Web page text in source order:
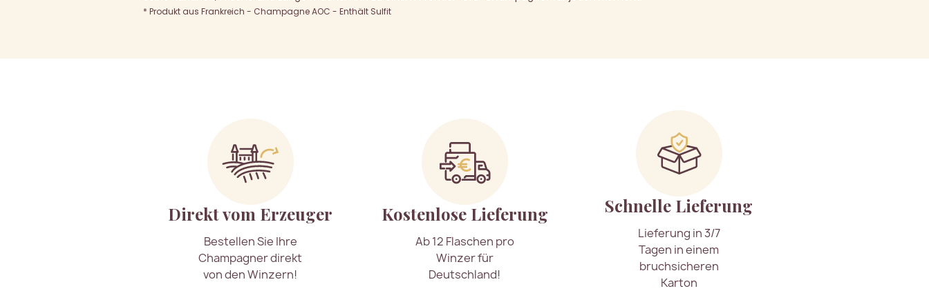
* Produkt aus Frankreich - Champagne AOC - Enthält Sulfit
Direkt vom Erzeuger
Bestellen Sie Ihre
Champagner direkt
von den Winzern!
Kostenlose Lieferung
Ab 12 Flaschen pro
Winzer für
Deutschland!
Schnelle Lieferung
Lieferung in 3/7
Tagen in einem
bruchsicheren
Karton